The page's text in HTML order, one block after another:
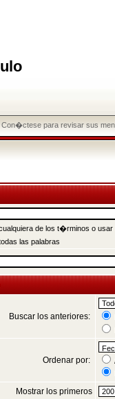
Con�ctese para revisar sus
de los t�rminos o
las palabras
Buscar los anteriores:
Ordenar por:
Mostrar los primeros